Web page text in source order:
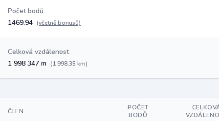
Počet bodů
1469.94 (včetně bonusů)
Celková vzdálenost
1 998 347 m (1 998,35 km)
ČLEN
POČET
BODŮ